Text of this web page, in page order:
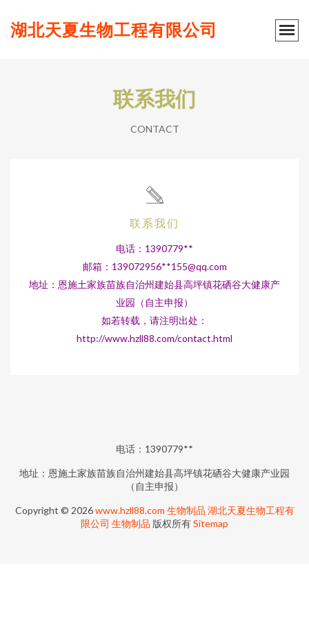
湖北天夏生物工程有限公司
联系我们
CONTACT
联系我们
电话：1390779**
邮箱：139072956**155@qq.com
地址：恩施土家族苗族自治州建始县高坪镇花硒谷大健康产
业园（自主申报）
如若转载，请注明出处：
http://www.hzll88.com/contact.html
电话：1390779**
地址：恩施土家族苗族自治州建始县高坪镇花硒谷大健康产业园
（自主申报）
Copyright © 2026www.hzll88.com 生物制品 湖北天夏生物工程有
限公司 生物制品 版权所有Sitemap